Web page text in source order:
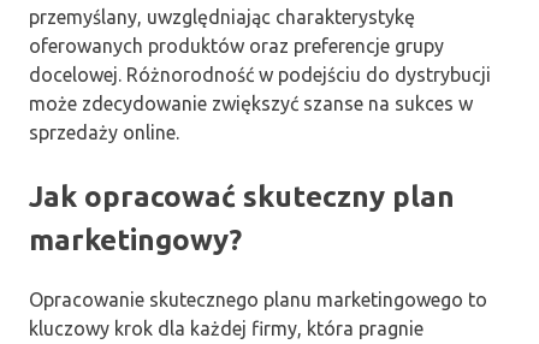
przemyślany, uwzględniając charakterystykę
oferowanych produktów oraz preferencje grupy
docelowej. Różnorodność w podejściu do dystrybucji
może zdecydowanie zwiększyć szanse na sukces w
sprzedaży online.
Jak opracować skuteczny plan
marketingowy?
Opracowanie skutecznego planu marketingowego to
kluczowy krok dla każdej firmy, która pragnie